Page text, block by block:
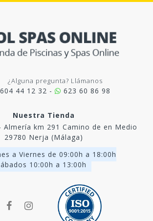
¿Alguna pregunta? Llámanos
604 44 12 32 - 623 60 86 98
Nuestra Tienda
Almería km 291 Camino de en Medio
29780 Nerja (Málaga)
a Viernes de 09:00h a 18:00h
10:00h a 13:00h